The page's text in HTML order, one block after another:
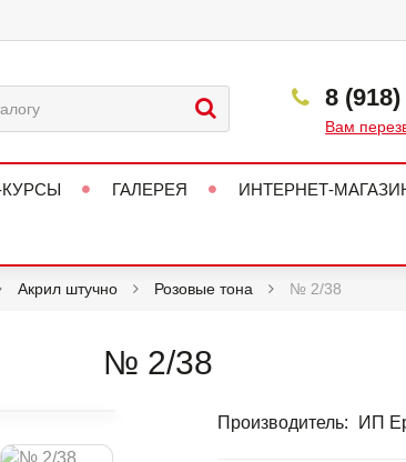
8
Вам
ГАЛЕРЕЯ ИНТЕРНЕТ-
Акрил штучно Розовые тона № 2/38
№ 2/38
Производитель: ИП